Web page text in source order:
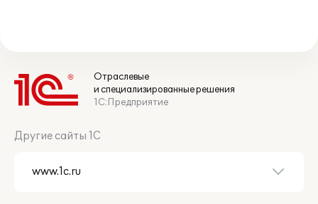
Отраслевые
и специализированные решения
1С:Предприятие
Другие сайты 1С